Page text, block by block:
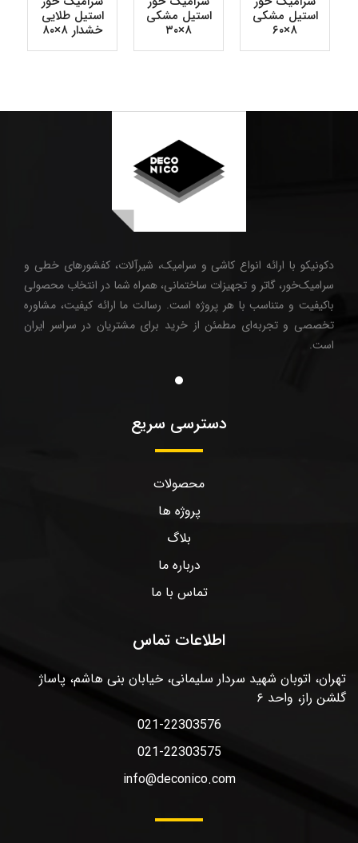
استیل مشکی
۸×۶۰
استیل مشکی
۸×۳۰
استیل طلایی
خشدار ۸×۸۰
دکونیکو با ارائه انواع کاشی و سرامیک، شیرآلات، کفشورهای خطی و
سرامیک‌خور، گاتر و تجهیزات ساختمانی، همراه شما در انتخاب محصولی
باکیفیت و متناسب با هر پروژه است. رسالت ما ارائه کیفیت، مشاوره
تخصصی و تجربه‌ای مطمئن از خرید برای مشتریان در سراسر ایران
است.
دسترسی سریع
محصولات
پروژه ها
بلاگ
درباره ما
تماس با ما
اطلاعات تماس
تهران، اتوبان شهید سردار سلیمانی، خیابان بنی هاشم، پاساژ
گلشن راز، واحد ۶
021-22303576
021-22303575
info@deconico.com